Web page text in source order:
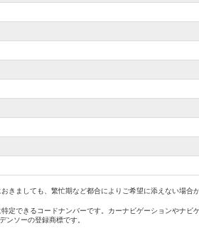
きましても、繁忙期など都合によりご希望に添えない場
定できるコードナンバーです。カーナビゲーションやナビ
ンソーの登録商標です。